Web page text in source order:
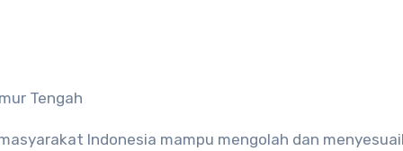
Tengah
Indonesia mampu mengolah dan